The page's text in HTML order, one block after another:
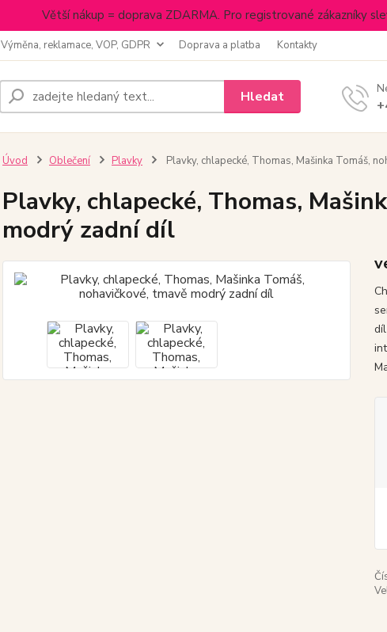
Větší nákup = doprava ZDARMA. Pro registrované zákazníky
Výměna, reklamace, VOP, GDPR Doprava a platba Kontakty
Hledat
Úvod Oblečení Plavky Plavky, chlapecké, Thomas, Mašinka Tomáš,
Plavky, chlapecké, Thomas,
modrý zadní díl